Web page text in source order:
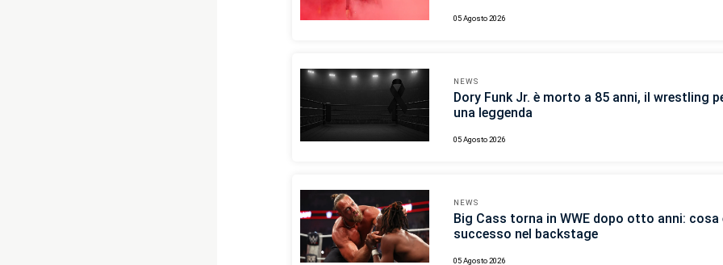
05 Agosto 2026
NEWS
Dory Funk Jr. è morto a 85 anni, il wrestling
una leggenda
05 Agosto 2026
NEWS
Big Cass torna in WWE dopo otto anni: cosa
successo nel backstage
05 Agosto 2026